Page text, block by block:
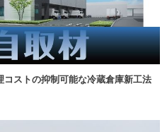
コストの抑制可能な冷蔵倉庫新工法